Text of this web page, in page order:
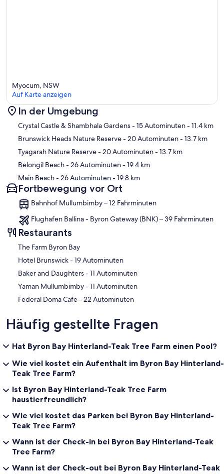
Karte
Myocum, NSW
Auf Karte anzeigen
In der Umgebung
Crystal Castle & Shambhala Gardens- 15 Autominuten- 11.4 km
Brunswick Heads Nature Reserve- 20 Autominuten- 13.7 km
Tyagarah Nature Reserve- 20 Autominuten- 13.7 km
Belongil Beach- 26 Autominuten- 19.4 km
Main Beach- 26 Autominuten- 19.8 km
Fortbewegung vor Ort
Bahnhof Mullumbimby – 12 Fahrminuten
Flughafen Ballina - Byron Gateway (BNK) – 39 Fahrminuten
Restaurants
The Farm Byron Bay
‪Hotel Brunswick - ‬19 Autominuten
‪Baker and Daughters - ‬11 Autominuten
‪Yaman Mullumbimby - ‬11 Autominuten
‪Federal Doma Cafe - ‬22 Autominuten
Häufig gestellte Fragen
Hat Byron Bay Hinterland-Teak Tree Farm einen Pool?
Wie viel kostet ein Aufenthalt im Byron Bay Hinterland-
Teak Tree Farm?
Ist Byron Bay Hinterland-Teak Tree Farm
haustierfreundlich?
Wie viel kostet das Parken bei Byron Bay Hinterland-
Teak Tree Farm?
Wann ist der Check-in bei Byron Bay Hinterland-Teak
Tree Farm?
Wann ist der Check-out bei Byron Bay Hinterland-Teak